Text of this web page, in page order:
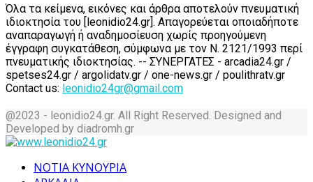
Όλα τα κείμενα, εικόνες και άρθρα αποτελούν πνευματική
ιδιοκτησία του [leonidio24.gr]. Απαγορεύεται οποιαδήποτε
αναπαραγωγή ή αναδημοσίευση χωρίς προηγούμενη
έγγραφη συγκατάθεση, σύμφωνα με τον Ν. 2121/1993 περί
πνευματικής ιδιοκτησίας. -- ΣΥΝΕΡΓΑΤΕΣ - arcadia24.gr /
spetses24.gr / argolidatv.gr / one-news.gr / poulithratv.gr
Contact us: leonidio24gr@gmail.com
@2023 - leonidio24.gr. All Right Reserved. Designed and
Developed by diadromh.gr
ΝΟΤΙΑ ΚΥΝΟΥΡΙΑ